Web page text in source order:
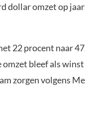
dollar omzet op
22 procent naar
bleef als
zorgen volgens